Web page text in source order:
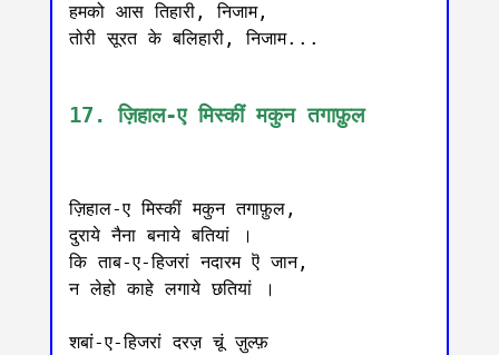
हमको आस तिहारी, निजाम,
तोरी सूरत के बलिहारी, निजाम...
17. ज़िहाल-ए मिस्कीं मकुन तगाफ़ुल
ज़िहाल-ए मिस्कीं मकुन तगाफ़ुल,
दुराये नैना बनाये बतियां ।
कि ताब-ए-हिजरां नदारम ऎ जान,
न लेहो काहे लगाये छतियां ।
शबां-ए-हिजरां दरज़ चूं ज़ुल्फ़